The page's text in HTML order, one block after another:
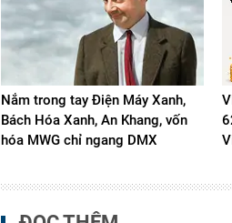
Nắm trong tay Điện Máy Xanh,
Bách Hóa Xanh, An Khang, vốn
hóa MWG chỉ ngang DMX